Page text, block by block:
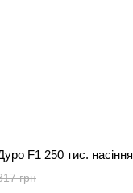
F1 250 тис. насіння
грн